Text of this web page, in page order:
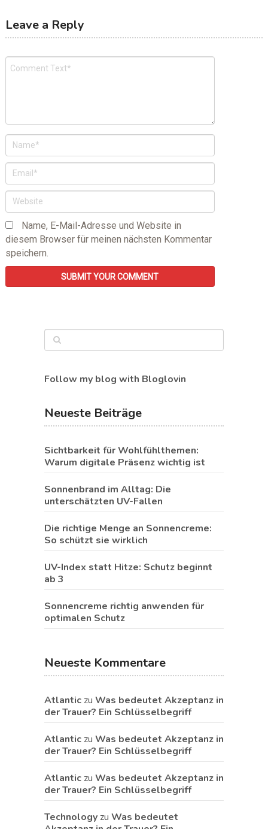
Leave a Reply
Name, E-Mail-Adresse und Website in
diesem Browser für meinen nächsten Kommentar
speichern.
Follow my blog with Bloglovin
Neueste Beiträge
Sichtbarkeit für Wohlfühlthemen:
Warum digitale Präsenz wichtig ist
Sonnenbrand im Alltag: Die
unterschätzten UV-Fallen
Die richtige Menge an Sonnencreme:
So schützt sie wirklich
UV-Index statt Hitze: Schutz beginnt
ab 3
Sonnencreme richtig anwenden für
optimalen Schutz
Neueste Kommentare
Atlantic zu Was bedeutet Akzeptanz in
der Trauer? Ein Schlüsselbegriff
Atlantic zu Was bedeutet Akzeptanz in
der Trauer? Ein Schlüsselbegriff
Atlantic zu Was bedeutet Akzeptanz in
der Trauer? Ein Schlüsselbegriff
Technology zu Was bedeutet